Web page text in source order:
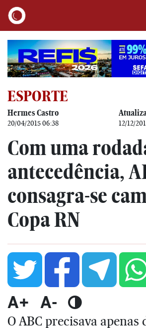
ESPORTE
Hermes Castro
20/04/2015 06:38 12/12/
Com uma
antecedência,
consagra-se
Copa RN
A+ A-
O ABC precisava apenas